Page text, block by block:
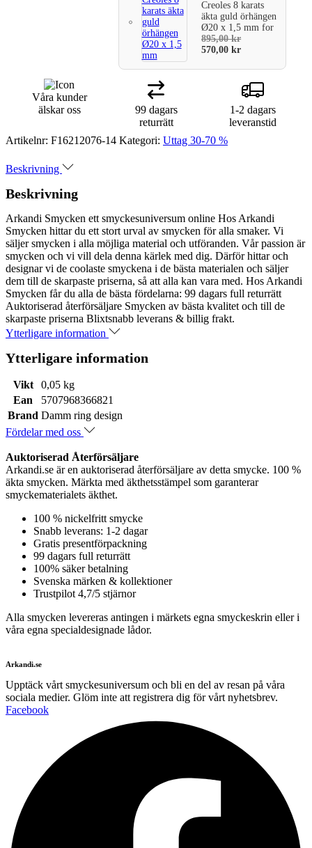
Creoles 8 karats
äkta guld örhängen
Ø20 x 1,5 mmfor
895,00kr
570,00kr
Våra kunder
älskar oss
99 dagars
returrätt
1-2 dagars
leveranstid
Artikelnr: F16212076-14 Kategori: Uttag 30-70 %
Beskrivning
Beskrivning
Arkandi Smycken ett smyckesuniversum online Hos Arkandi
Smycken hittar du ett stort urval av smycken för alla smaker. Vi
säljer smycken i alla möjliga material och utföranden. Vår passion är
smycken och vi vill dela denna kärlek med dig. Därför hittar och
designar vi de coolaste smyckena i de bästa materialen och säljer
dem till de skarpaste priserna, så att alla kan vara med. Hos Arkandi
Smycken får du alla de bästa fördelarna: 99 dagars full returrätt
Auktoriserad återförsäljare Smycken av bästa kvalitet och till de
skarpaste priserna Blixtsnabb leverans & billig frakt.
Ytterligare information
Ytterligare information
Vikt
0,05 kg
Ean
5707968366821
Brand Damm ring design
Fördelar med oss
Auktoriserad Återförsäljare
Arkandi.se är en auktoriserad återförsäljare av detta smycke. 100 %
äkta smycken. Märkta med äkthetsstämpel som garanterar
smyckematerialets äkthet.
100 % nickelfritt smycke
Snabb leverans: 1-2 dagar
Gratis presentförpackning
99 dagars full returrätt
100% säker betalning
Svenska märken & kollektioner
Trustpilot 4,7/5 stjärnor
Alla smycken levereras antingen i märkets egna smyckeskrin eller i
våra egna specialdesignade lådor.
Arkandi.se
Upptäck vårt smyckesuniversum och bli en del av resan på våra
sociala medier. Glöm inte att registrera dig för vårt nyhetsbrev.
Facebook